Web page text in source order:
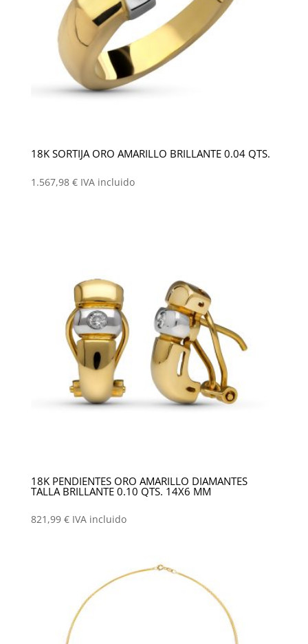
18K SORTIJA ORO AMARILLO BRILLANTE 0.04 QTS.
1.567,98 € IVA incluido
18K PENDIENTES ORO AMARILLO DIAMANTES
TALLA BRILLANTE 0.10 QTS. 14X6 MM
821,99 € IVA incluido